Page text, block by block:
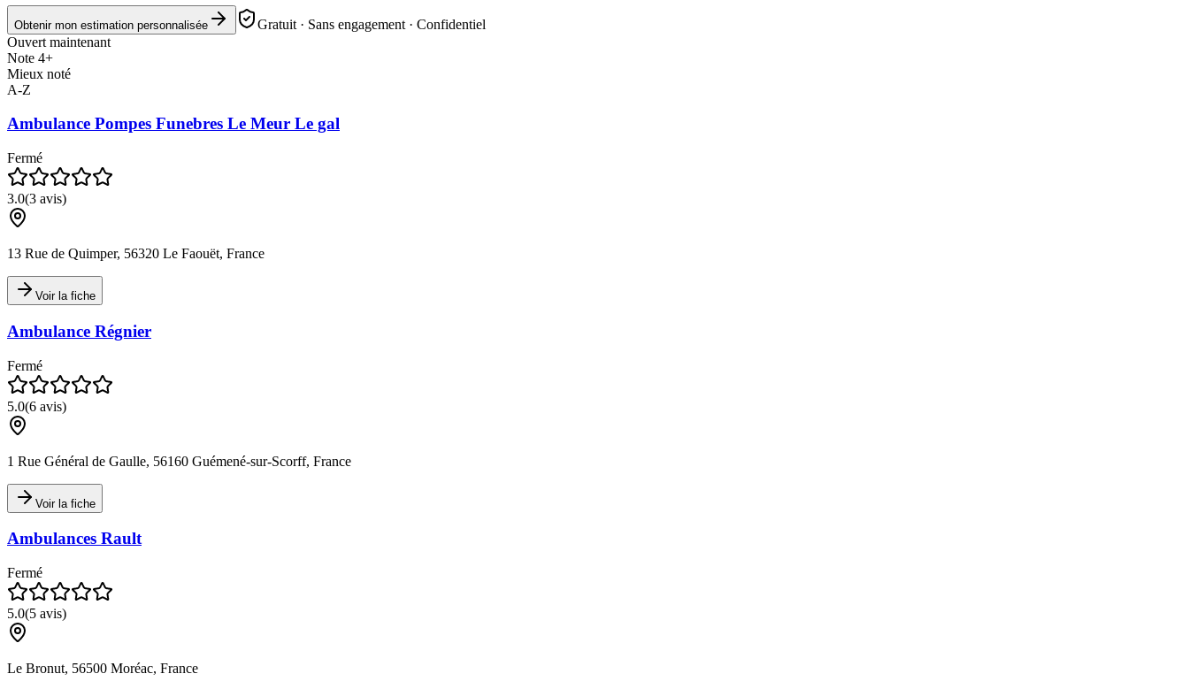
Obtenir mon estimation personnalisée
Gratuit · Sans engagement · Confidentiel
Ouvert maintenant
Note 4+
Mieux noté
A-Z
Ambulance Pompes Funebres Le Meur Le gal
Fermé
3.0(3 avis)
13 Rue de Quimper, 56320 Le Faouët, France
Voir la fiche
Ambulance Régnier
Fermé
5.0(6 avis)
1 Rue Général de Gaulle, 56160 Guémené-sur-Scorff, France
Voir la fiche
Ambulances Rault
Fermé
5.0(5 avis)
Le Bronut, 56500 Moréac, France